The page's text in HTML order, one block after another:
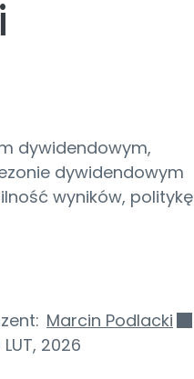
dywidendowym,
dywidendowym
wyników, politykę
Marcin Podlacki
LUT, 2026